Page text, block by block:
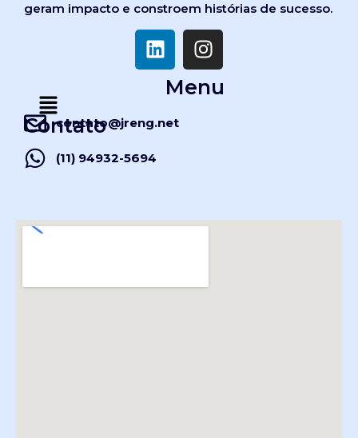
geram impacto e constroem histórias de sucesso.
Menu
Contato
contato@jreng.net
(11) 94932-5694